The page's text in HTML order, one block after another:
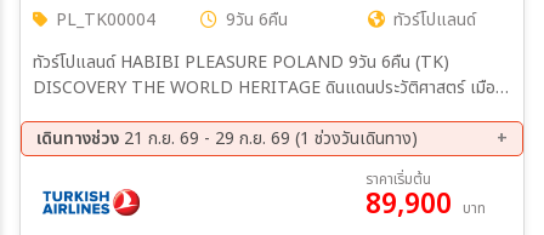
PL_TK00004 9วัน 6คืน
ทัวร์โปแลนด์
ทัวร์โปแลนด์ HABIBI PLEASURE POLAND 9วัน 6คืน (TK)
DISCOVERY THE WORLD HERITAGE ดินแดนประวัติศาสตร์ เมือง
พระราชวังวิลานอฟ “พระราชวังแวร์ซายแห่งโปแลนด์” สถานที่สวยที่สุดใน
โปแลนด์  คราคูฟ (Kraków): เมืองเก่ามรดกโลก เหมืองเกลือวิลลิกซ์กา
 ค่ายกักกันเอาช์วิตซ์ (Auschwitz): พิพิธภัณฑ์และค่ายประวัติศาสตร์
เพื่อเรียนรู้เหตุการณ์สงครามโลกครั้งที่สอง  ปราสาทมาลบอร์ก
เดินทางช่วง 21 ก.ย. 69 - 29 ก.ย. 69 (1 ช่วงวันเดินทาง)
ราคาเริ่มต้น
89,900 บาท